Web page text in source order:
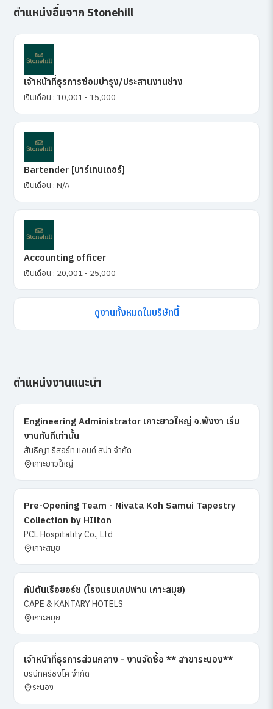
ตำแหน่งอื่นจาก Stonehill
เจ้าหน้าที่ธุรการซ่อมบำรุง/ประสานงานช่าง
เงินเดือน : 10,001 - 15,000
Bartender [บาร์เทนเดอร์]
เงินเดือน : N/A
Accounting officer
เงินเดือน : 20,001 - 25,000
ดูงานทั้งหมดในบริษัทนี้
ตำแหน่งงานแนะนำ
Engineering Administrator เกาะยาวใหญ่ จ.พังงา เริ่ม
งานทันทีเท่านั้น
สันธิญา รีสอร์ท แอนด์ สปา จำกัด
เกาะยาวใหญ่
Pre-Opening Team - Nivata Koh Samui Tapestry
Collection by HIlton
PCL Hospitality Co., Ltd
เกาะสมุย
กัปตันเรือยอร์ช (โรงแรมเคปฟาน เกาะสมุย)
CAPE & KANTARY HOTELS
เกาะสมุย
เจ้าหน้าที่ธุรการส่วนกลาง - งานจัดซื้อ ** สาขาระนอง**
บริษัทศรีชงโค จำกัด
ระนอง